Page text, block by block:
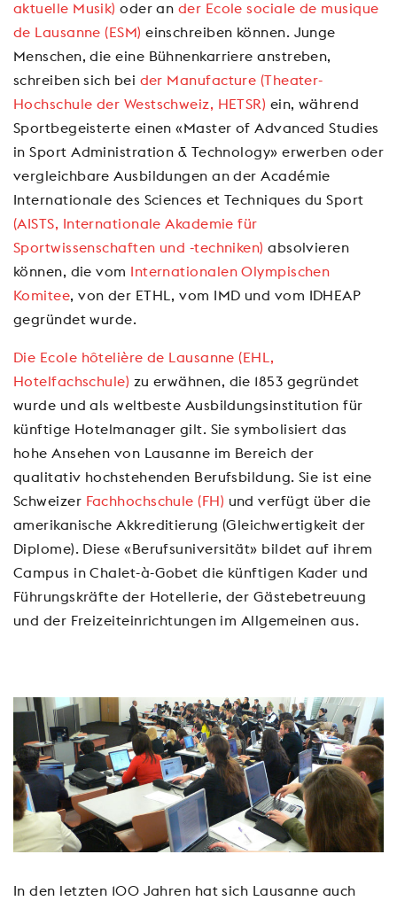
aktuelle Musik) oder an der Ecole sociale de musique
de Lausanne (ESM) einschreiben können. Junge
Menschen, die eine Bühnenkarriere anstreben,
schreiben sich bei der Manufacture (Theater-
Hochschule der Westschweiz, HETSR) ein, während
Sportbegeisterte einen «Master of Advanced Studies
in Sport Administration & Technology» erwerben oder
vergleichbare Ausbildungen an der Académie
Internationale des Sciences et Techniques du Sport
(AISTS, Internationale Akademie für
Sportwissenschaften und -techniken) absolvieren
können, die vom Internationalen Olympischen
Komitee, von der ETHL, vom IMD und vom IDHEAP
gegründet wurde.
Die Ecole hôtelière de Lausanne (EHL,
Hotelfachschule) zu erwähnen, die 1853 gegründet
wurde und als weltbeste Ausbildungsinstitution für
künftige Hotelmanager gilt. Sie symbolisiert das
hohe Ansehen von Lausanne im Bereich der
qualitativ hochstehenden Berufsbildung. Sie ist eine
Schweizer Fachhochschule (FH) und verfügt über die
amerikanische Akkreditierung (Gleichwertigkeit der
Diplome). Diese «Berufsuniversität» bildet auf ihrem
Campus in Chalet-à-Gobet die künftigen Kader und
Führungskräfte der Hotellerie, der Gästebetreuung
und der Freizeiteinrichtungen im Allgemeinen aus.
In den letzten 100 Jahren hat sich Lausanne auch